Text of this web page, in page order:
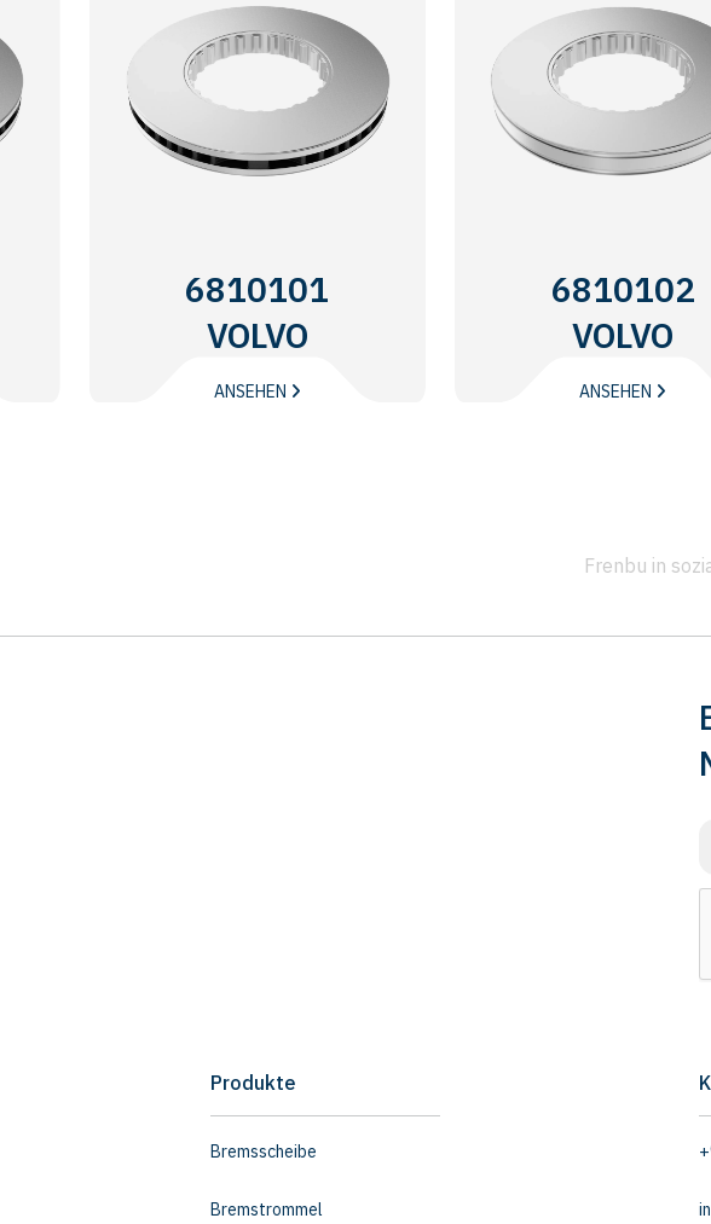
6810101
VOLVO
TRUCKS
ANSEHEN
6810102
VOLVO
TRUCKS
ANSEHEN
Frenbu in
Produkte
Bremsscheibe
Bremstrommel